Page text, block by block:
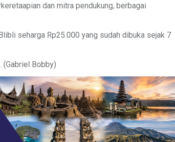
dan mitra pendukung, berbagai
seharga Rp25.000 yang sudah dibuka sejak 7
(Gabriel Bobby)